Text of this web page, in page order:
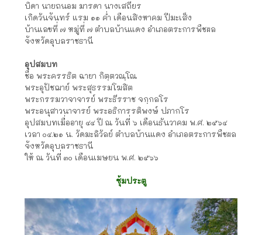
บิดา นายถนอม มารดา นางเสถียร
เกิดวันจันทร์ แรม ๑๑ ค่ำ เดือนสิงหาคม ปีมะเส็ง
บ้านเลขที่ ๗ หมู่ที่ ๗ ตำบลบ้านแดง อำเภอตระการพืชผล
จังหวัดอุบลราชธานี
อุปสมบท
ชื่อ พระครรธิต ฉายา กิตฺตวณฺโณ
พระอุปัชฌาย์ พระสุธรรมโฆสิต
พระกรรมวาจาจารย์ พระธีรราช จกฺกลโร
พระอนุสาวนาจารย์ พระอธิการรติพงษ์ ปภากโร
อุปสมบทเมื่ออายุ ๔๔ ปี ณ วันที่ ๖ เดือนธันวาคม พ.ศ. ๒๕๖๔
เวลา ๐๔.๒๑ น. วัดมะลิวัลย์ ตำบลบ้านแดง อำเภอตระการพืชผล
จังหวัดอุบลราชธานี
ให้ ณ วันที่ ๓๐ เดือนเมษยน พ.ศ. ๒๕๖๖
ซุ้มประตู